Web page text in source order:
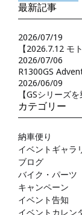
最新記事
2026/07/19
【2026.7.12 モ
2026/07/06
R1300GS
2026/06/09
【GSシリーズ
カテゴリー
納車便り
イベントギャラ
ブログ
バイク・パーツ
キャンペーン
イベント告知
イベントカレン